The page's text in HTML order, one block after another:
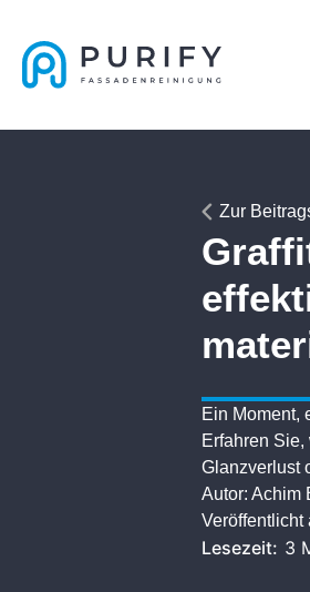
Zur
Ein Moment,
Erfahren
Glanzverlust
Autor: Achim
Veröffentlicht
Lesezeit: 3